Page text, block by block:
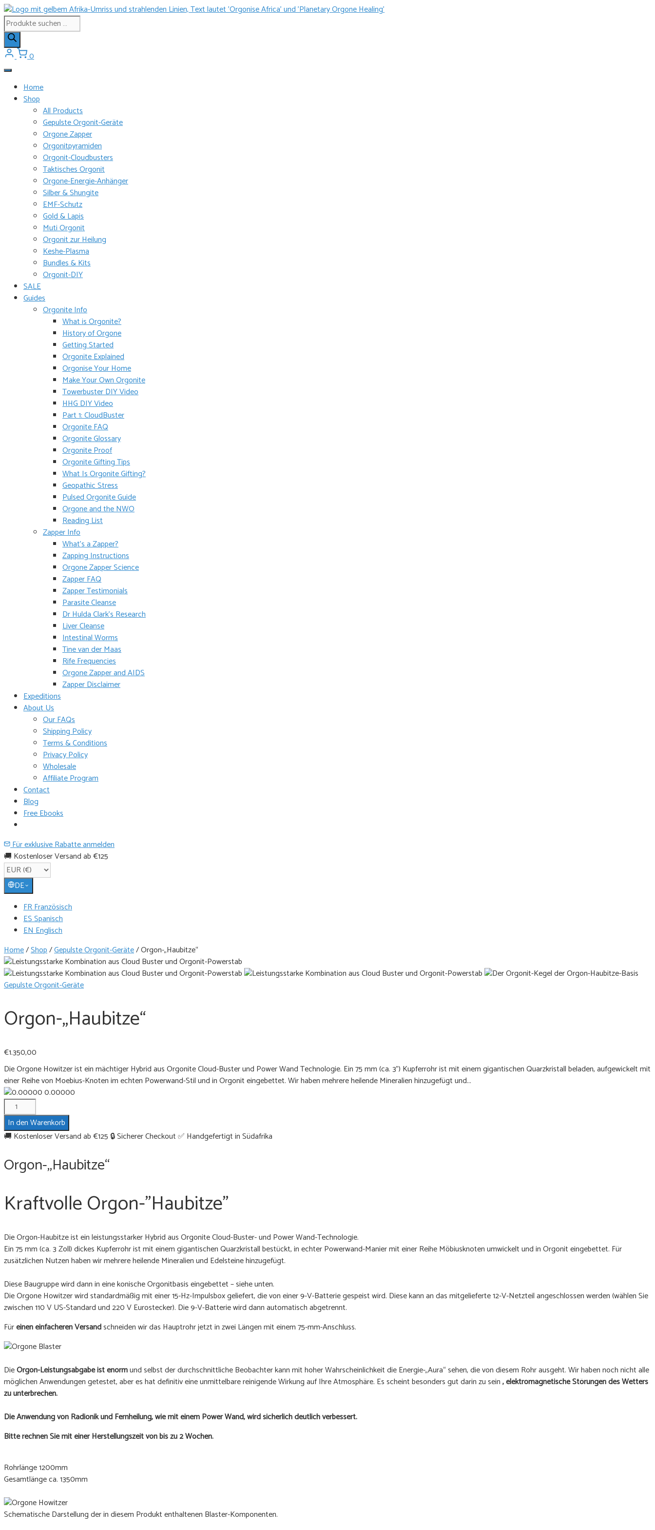
Zum
Inhalt
springen
Products
search
0
Home
Shop
All Products
Gepulste Orgonit-Geräte
Orgone Zapper
Orgonitpyramiden
Orgonit-Cloudbusters
Taktisches Orgonit
Orgone-Energie-Anhänger
Silber & Shungite
EMF-Schutz
Gold & Lapis
Muti Orgonit
Orgonit zur Heilung
Keshe-Plasma
Bundles & Kits
Orgonit-DIY
SALE
Guides
Orgonite Info
What is Orgonite?
History of Orgone
Getting Started
Orgonite Explained
Orgonise Your Home
Make Your Own Orgonite
Towerbuster DIY Video
HHG DIY Video
Part 1: CloudBuster
Orgonite FAQ
Orgonite Glossary
Orgonite Proof
Orgonite Gifting Tips
What Is Orgonite Gifting?
Geopathic Stress
Pulsed Orgonite Guide
Orgone and the NWO
Reading List
Zapper Info
What’s a Zapper?
Zapping Instructions
Orgone Zapper Science
Zapper FAQ
Zapper Testimonials
Parasite Cleanse
Dr Hulda Clark’s Research
Liver Cleanse
Intestinal Worms
Tine van der Maas
Rife Frequencies
Orgone Zapper and AIDS
Zapper Disclaimer
Expeditions
About Us
Our FAQs
Shipping Policy
Terms & Conditions
Privacy Policy
Wholesale
Affiliate Program
Contact
Blog
Free Ebooks
Für exklusive Rabatte anmelden
🚚 Kostenloser Versand ab €125
DE
FR Französisch
ES Spanisch
EN Englisch
Home/Shop/Gepulste Orgonit-Geräte/Orgon-„Haubitze“
Gepulste Orgonit-Geräte
Orgon-„Haubitze“
€1.350,00
Die Orgone Howitzer ist ein mächtiger Hybrid aus Orgonite Cloud-Buster und Power Wand Technologie. Ein 75 mm (ca. 3") Kupferrohr ist mit einem gigantischen Quarzkristall beladen, aufgewickelt mit
einer Reihe von Moebius-Knoten im echten Powerwand-Stil und in Orgonit eingebettet. Wir haben mehrere heilende Mineralien hinzugefügt und...
0.00000
Orgon-
"Haubitze"
Menge
In den Warenkorb
🚚 Kostenloser Versand ab €125 🔒 Sicherer Checkout✅ Handgefertigt in Südafrika
Orgon-„Haubitze“
Kraftvolle Orgon-"Haubitze"
Die Orgon-Haubitze ist ein leistungsstarker Hybrid aus Orgonite Cloud-Buster- und Power Wand-Technologie.
Ein 75 mm (ca. 3 Zoll) dickes Kupferrohr ist mit einem gigantischen Quarzkristall bestückt, in echter Powerwand-Manier mit einer Reihe Möbiusknoten umwickelt und in Orgonit eingebettet. Für
zusätzlichen Nutzen haben wir mehrere heilende Mineralien und Edelsteine ​​hinzugefügt.
Diese Baugruppe wird dann in eine konische Orgonitbasis eingebettet – siehe unten.
Die Orgone Howitzer wird standardmäßig mit einer 15-Hz-Impulsbox geliefert, die von einer 9-V-Batterie gespeist wird. Diese kann an das mitgelieferte 12-V-Netzteil angeschlossen werden (wählen Sie
zwischen 110 V US-Standard und 220 V Eurostecker). Die 9-V-Batterie wird dann automatisch abgetrennt.
Füreinen einfacheren Versandschneiden wir das Hauptrohr jetzt in zwei Längen mit einem 75-mm-Anschluss.
DieOrgon-Leistungsabgabe ist enormund selbst der durchschnittliche Beobachter kann mit hoher Wahrscheinlichkeit die Energie-„Aura“ sehen, die von diesem Rohr ausgeht. Wir haben noch nicht alle
möglichen Anwendungen getestet, aber es hat definitiv eine unmittelbare reinigende Wirkung auf Ihre Atmosphäre. Es scheint besonders gut darin zu sein, elektromagnetische Störungen des Wetters
zu unterbrechen.
Die Anwendung von Radionik und Fernheilung, wie mit einem Power Wand, wird sicherlich deutlich verbessert.
Bitte rechnen Sie mit einer Herstellungszeit von bis zu 2 Wochen.
Rohrlänge 1200mm
Gesamtlänge ca. 1350mm
Schematische Darstellung der in diesem Produkt enthaltenen Blaster-Komponenten.